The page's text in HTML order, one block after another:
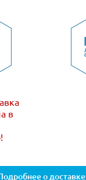
в
о доставке